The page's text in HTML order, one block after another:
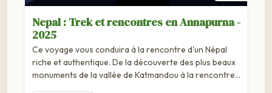
Nepal : Trek et rencontres en Annapurna -
2025
Ce voyage vous conduira à la rencontre d'un Népal
riche et authentique. De la découverte des plus beaux
monuments de la vallée de Katmandou à la rencontre